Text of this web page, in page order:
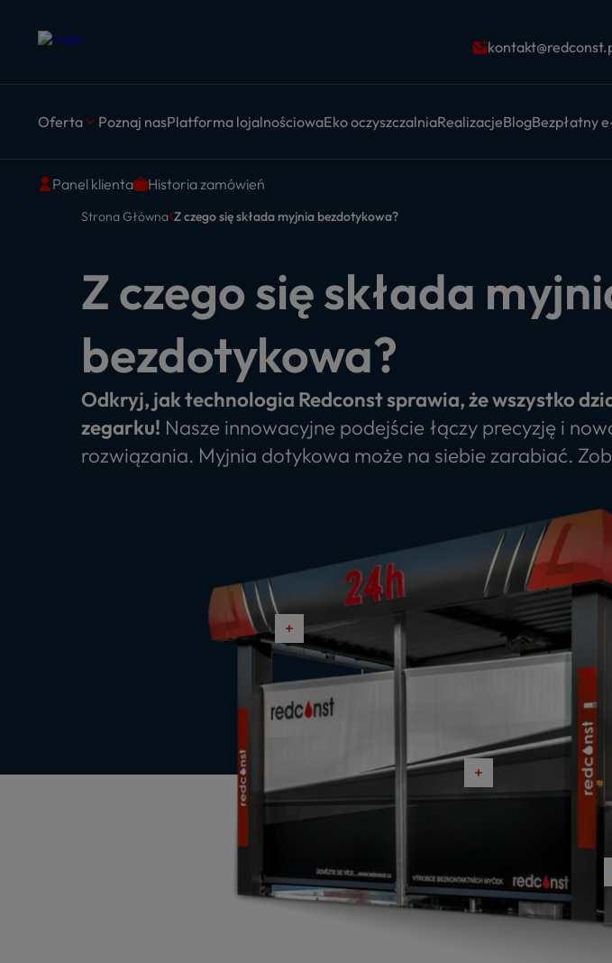
Oferta Poznaj nasPlatforma lojalnościowaEko oczyszczalniaRealizacjeBlogBezpłatny
Panel klienta Historia zamówień
Strona Główna Z czego się składa myjnia bezdotykowa?
Z czego się składa
bezdotykowa?
Odkryj, jak technologia Redconst sprawia, że wszystko
zegarku! Nasze innowacyjne podejście łączy precyzję i
rozwiązania. Myjnia dotykowa może na siebie zarabiać.
Konstrukcja i zadaszenie